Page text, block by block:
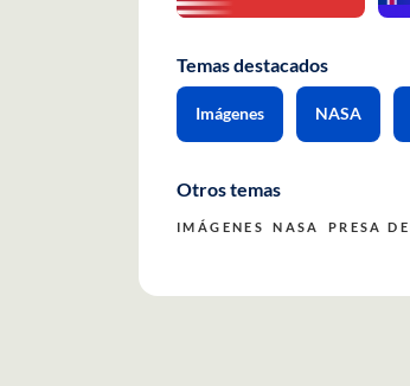
Temas destacados
Imágenes NASA
Otros temas
IMÁGENES NASA PRESA